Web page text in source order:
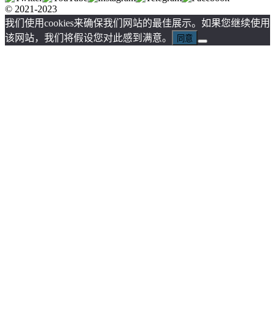
© 2021-2023
我们使用cookies来确保我们网站的最佳展示。如果您继续使用
该网站，我们将假设您对此感到满意。
同意